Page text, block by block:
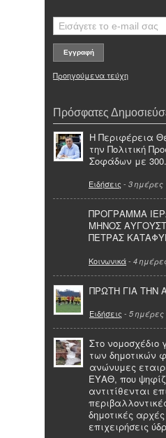
Προηγούμενα τεύχη
Πρόσφατες
Η Περιφέρεια
την Πολιτική
Σοφάδων με
Ειδήσεις - 3 ημέρες
ΠΡΟΓΡΑΜΜΑ
ΜΗΝΟΣ
ΠΕΤΡΑΣ
Κοινωνικά- 4
ΠΡΩΤΗ ΓΙΑ ΤΗΝ
Ειδήσεις - 5 ημέρες
Στο νομοσχέδιο
των δημοτικών
ανώνυμες
ΕΥΑΘ, που
αντιτίθενται
δημοτικές
επιχειρήσεις